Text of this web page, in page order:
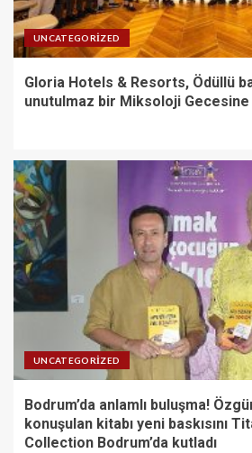
UNCATEGORIZED
Gloria Hotels & Resorts, Ödüllü
unutulmaz bir Miksoloji Gecesine
UNCATEGORIZED
Bodrum’da anlamlı buluşma!
konuşulan kitabı yeni baskısını
Collection Bodrum’da kutladı